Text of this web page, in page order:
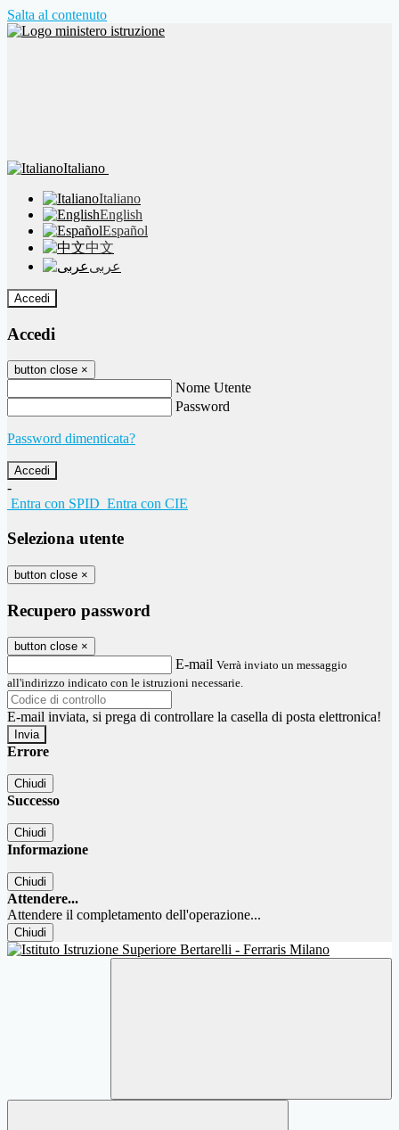
Salta al contenuto
Italiano
Italiano
English
Español
中文
عربى
Accedi
Accedi
button close ×
Nome Utente
Password
Password dimenticata?
-
Entra con SPID Entra con CIE
Seleziona utente
button close ×
Recupero password
button close ×
E-mail Verrà inviato un messaggio
all'indirizzo indicato con le istruzioni necessarie.
E-mail inviata, si prega di controllare la casella di posta elettronica!
Errore
Chiudi
Successo
Chiudi
Informazione
Chiudi
Attendere...
Attendere il completamento dell'operazione...
Chiudi